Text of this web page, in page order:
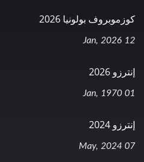
كوزموبروف بولونيا 2026
12 Jan, 2026
إنترزو 2026
01 Jan, 1970
إنترزو 2024
07 May, 2024